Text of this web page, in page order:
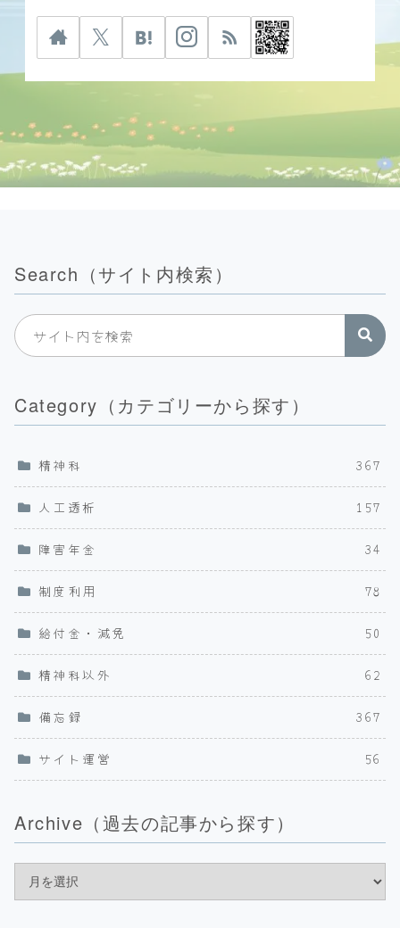
Search（サイト内検索）
Category（カテゴリーから探す）
精神科 367
人工透析 157
障害年金 34
制度利用 78
給付金・減免 50
精神科以外 62
備忘録 367
サイト運営 56
Archive（過去の記事から探す）